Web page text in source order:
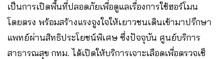
เป็นการเปิดพื้นที่ปลอดภัยเพื่อดูแลเรื่องการใช้ฮอร์โมน
โดยตรง พร้อมสร้างแรงจูงใจให้เยาวชนเดินเข้ามาปรึกษา
แพทย์ผ่านสิทธิประโยชน์พิเศษ ซึ่งปัจจุบัน ศูนย์บริการ
สาธารณสุข กทม. ได้เปิดให้บริการเจาะเลือดเพื่อตรวจเช็